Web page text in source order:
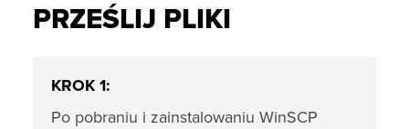
PRZEŚLIJ PLIKI
KROK 1:
Po pobraniu i zainstalowaniu WinSCP